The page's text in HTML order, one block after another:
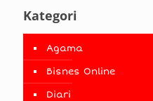
Kategori
Agama
Bisnes Online
Diari